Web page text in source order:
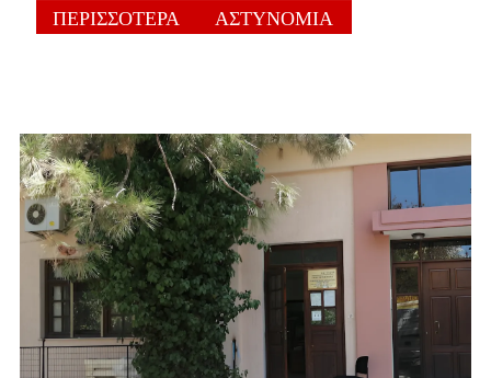
ΠΕΡΙΣΣΟΤΕΡΑ
ΑΣΤΥΝΟΜΙΑ